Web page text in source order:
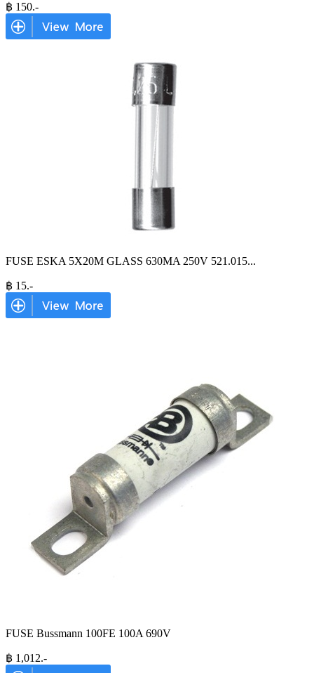
฿ 150.-
FUSE ESKA 5X20M GLASS 630MA 250V 521.015...
฿ 15.-
FUSE Bussmann 100FE 100A 690V
฿ 1,012.-